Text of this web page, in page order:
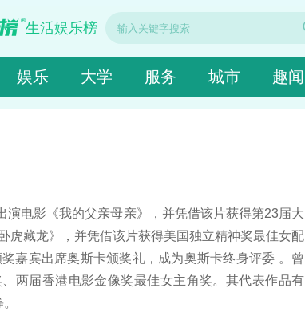
生活娱乐榜
娱乐 大学 服务 城市 趣闻
电影《我的父亲母亲》，并凭借该片获得第23届大
虎藏龙》，并凭借该片获得美国独立精神奖最佳女配
嘉宾出席奥斯卡颁奖礼，成为奥斯卡终身评委 。曾
两届香港电影金像奖最佳女主角奖。其代表作品有